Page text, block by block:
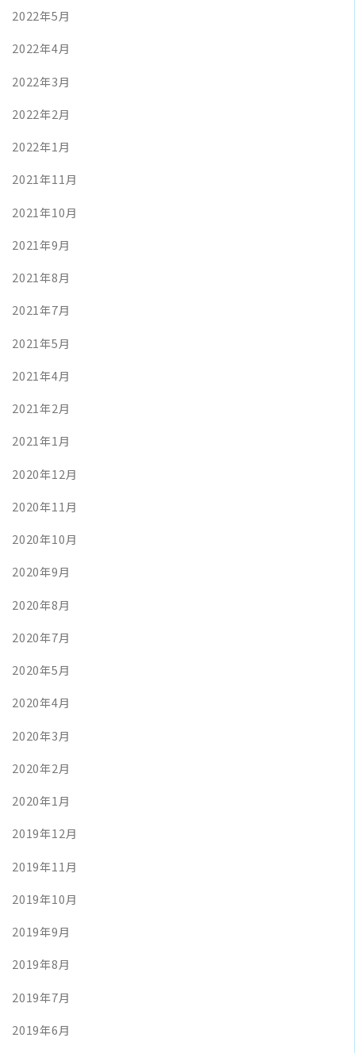
2022年5月
2022年4月
2022年3月
2022年2月
2022年1月
2021年11月
2021年10月
2021年9月
2021年8月
2021年7月
2021年5月
2021年4月
2021年2月
2021年1月
2020年12月
2020年11月
2020年10月
2020年9月
2020年8月
2020年7月
2020年5月
2020年4月
2020年3月
2020年2月
2020年1月
2019年12月
2019年11月
2019年10月
2019年9月
2019年8月
2019年7月
2019年6月